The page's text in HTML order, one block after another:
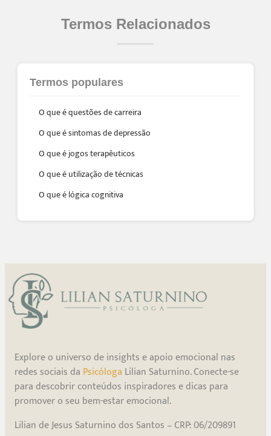
Termos Relacionados
Termos populares
O que é questões de carreira
O que é sintomas de depressão
O que é jogos terapêuticos
O que é utilização de técnicas
O que é lógica cognitiva
Explore o universo de insights e apoio emocional nas
redes sociais da Psicóloga Lilian Saturnino. Conecte-se
para descobrir conteúdos inspiradores e dicas para
promover o seu bem-estar emocional.
Lilian de Jesus Saturnino dos Santos – CRP: 06/209891